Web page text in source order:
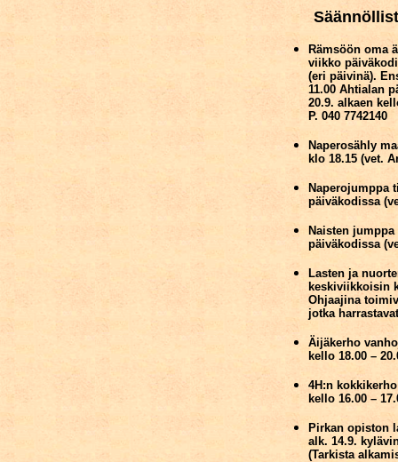
Rämsöön oma
viikko
(eri päivinä).
11.00 Ahtialan
20.9. alkaen
P. 040 7742140
Naperosähly
klo 18.15 (vet.
Naperojumppa
päiväkodissa
Naisten
päiväkodissa
Lasten ja
keskiviikkoisin
Ohjaajina
jotka
Äijäkerho
kello 18.00 –
4H:n
kello 16.00 –
Pirkan opiston
alk. 14.9.
(Tarkista